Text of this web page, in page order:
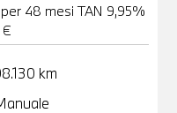
48 mesi TAN 9,95%
€
km